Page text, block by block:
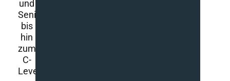
und
Senior,
bis
hin
zum
C-
Level